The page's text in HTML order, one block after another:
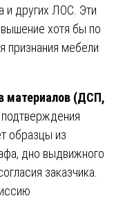
и других ЛОС. Эти
хотя бы по
признания мебели
материалов (ДСП,
образцы из
дно выдвижного
заказчика.